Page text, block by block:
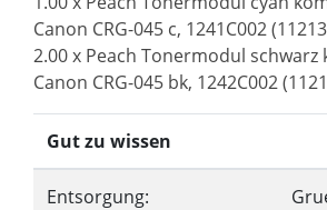
Canon CRG-045 c, 1241C002
2.00 x Peach Tonermodul schwarz
Canon CRG-045 bk, 1242C002
Gut zu wissen
Entsorgung: